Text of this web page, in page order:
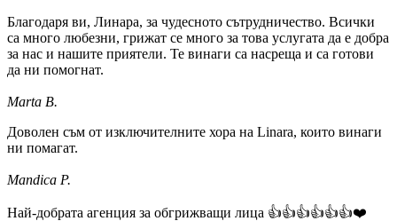
Благодаря ви, Линара, за чудесното сътрудничество. Всички
са много любезни, грижат се много за това услугата да е добра
за нас и нашите приятели. Те винаги са насреща и са готови
да ни помогнат.
Marta B.
Доволен съм от изключителните хора на Linara, които винаги
ни помагат.
Mandica P.
Най-добрата агенция за обгрижващи лица 👍👍👍👍👍👍❤️